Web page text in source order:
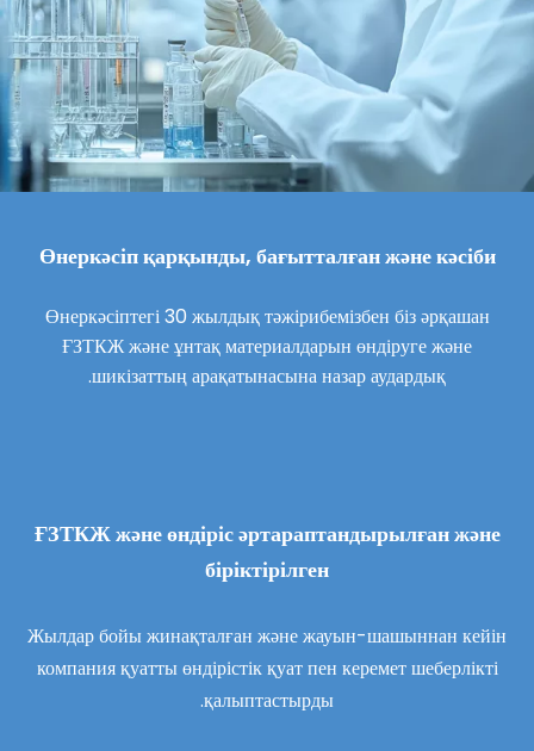
Өнеркәсіп қарқынды, бағытталған және кәсіби
Өнеркәсіптегі 30 жылдық тәжірибемізбен біз әрқашан
ҒЗТКЖ және ұнтақ материалдарын өндіруге және
шикізаттың арақатынасына назар аудардық.
ҒЗТКЖ және өндіріс әртараптандырылған және
біріктірілген
Жылдар бойы жинақталған және жауын-шашыннан кейін
компания қуатты өндірістік қуат пен керемет шеберлікті
қалыптастырды.